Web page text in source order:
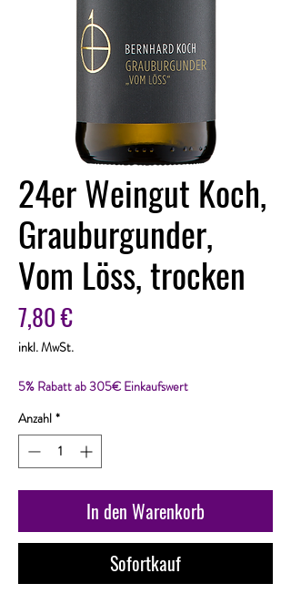
24er Weingut Koch,
Grauburgunder,
Vom Löss, trocken
7,80 €Preis
inkl. MwSt.
5% Rabatt ab 305€ Einkaufswert
Anzahl *
In den Warenkorb
Sofortkauf